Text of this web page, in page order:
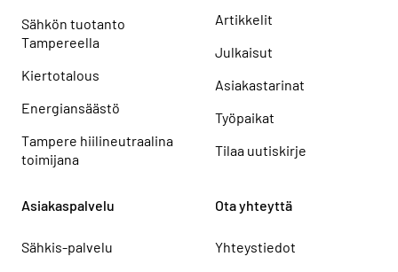
Sähkön tuotanto
Tampereella
Kiertotalous
Energiansäästö
Tampere hiilineutraalina
toimijana
Artikkelit
Julkaisut
Asiakastarinat
Työpaikat
Tilaa uutiskirje
Asiakaspalvelu
Sähkis-palvelu
Ota yhteyttä
Yhteystiedot